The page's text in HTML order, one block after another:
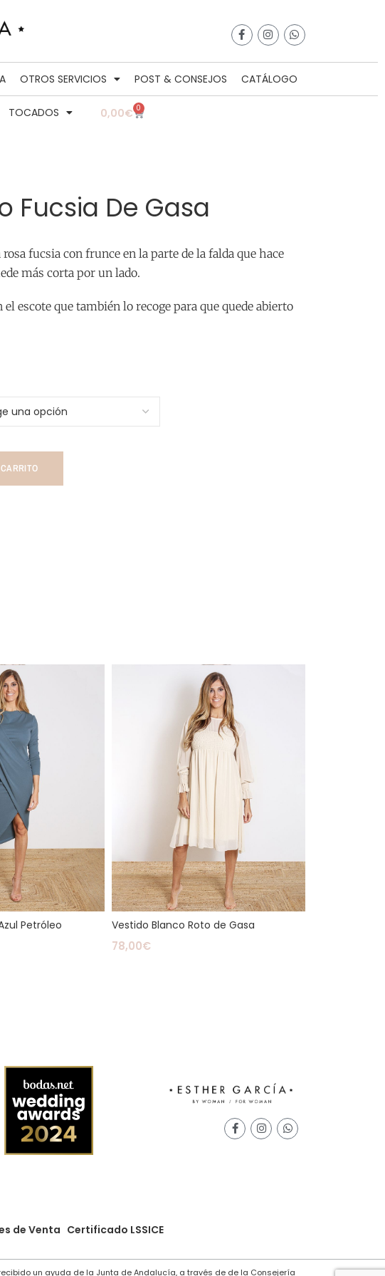
OTROS SERVICIOS POST & CONSEJOS CATÁLOGO
TOCADOS 0,00€ 0
Fucsia De Gasa
rosa fucsia con frunce en la parte de la falda que hace
más corta por un lado.
el escote que también lo recoge para que quede abierto
Petróleo Vestido Blanco Roto de Gasa
78,00€
de Venta Certificado LSSICE
un ayuda de la Junta de Andalucía, a través de de la Consejería